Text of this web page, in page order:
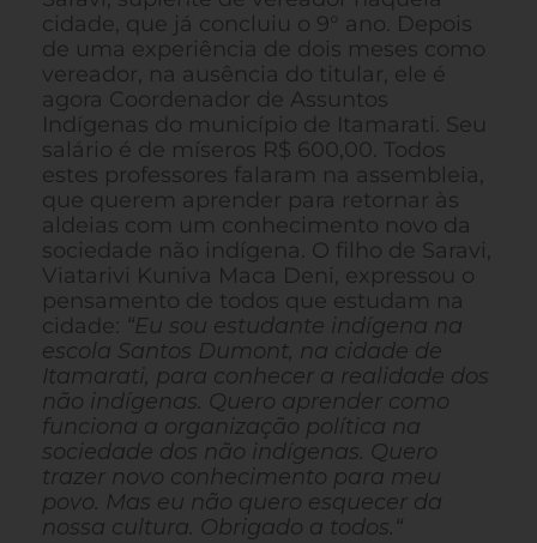
cidade, que já concluiu o 9° ano. Depois
de uma experiência de dois meses como
vereador, na ausência do titular, ele é
agora Coordenador de Assuntos
Indígenas do município de Itamarati. Seu
salário é de míseros R$ 600,00. Todos
estes professores falaram na assembleia,
que querem aprender para retornar às
aldeias com um conhecimento novo da
sociedade não indígena. O filho de Saravi,
Viatarivi Kuniva Maca Deni, expressou o
pensamento de todos que estudam na
cidade: “Eu sou estudante indígena na
escola Santos Dumont, na cidade de
Itamarati, para conhecer a realidade dos
não indígenas. Quero aprender como
funciona a organização política na
sociedade dos não indígenas. Quero
trazer novo conhecimento para meu
povo. Mas eu não quero esquecer da
nossa cultura. Obrigado a todos.“